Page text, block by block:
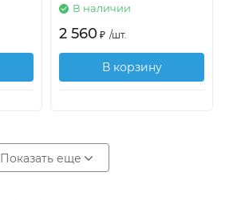
В наличии
2 560 ₽ /шт.
В корзину
Показать еще